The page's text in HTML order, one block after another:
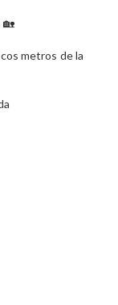
🏡
metros de la